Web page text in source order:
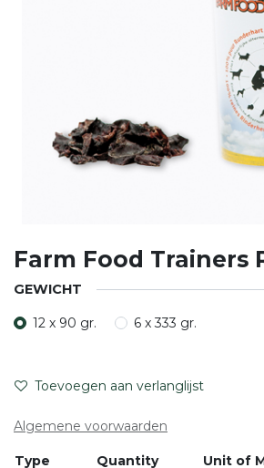
Farm Food Trainers
GEWICHT
12 x 90 gr. 6 x 333 gr.
Toevoegen aan verlanglijst
Algemene voorwaarden
Type Quantity Unit of